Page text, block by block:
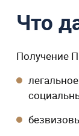
Что
Получение